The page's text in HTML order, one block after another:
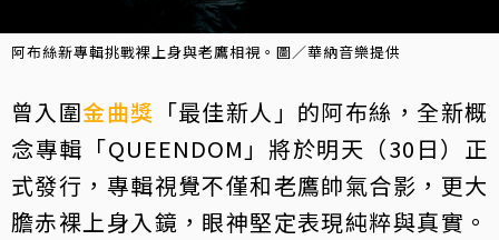
阿布絲新專輯挑戰裸上身與老鷹相視。圖／華納音樂提供
曾入圍金曲獎 「最佳新人」的阿布絲，全新概
念專輯「QUEENDOM」將於明天（30日）正
式發行，專輯視覺不僅和老鷹帥氣合影，更大
膽赤裸上身入鏡，眼神堅定表現純粹與真實。